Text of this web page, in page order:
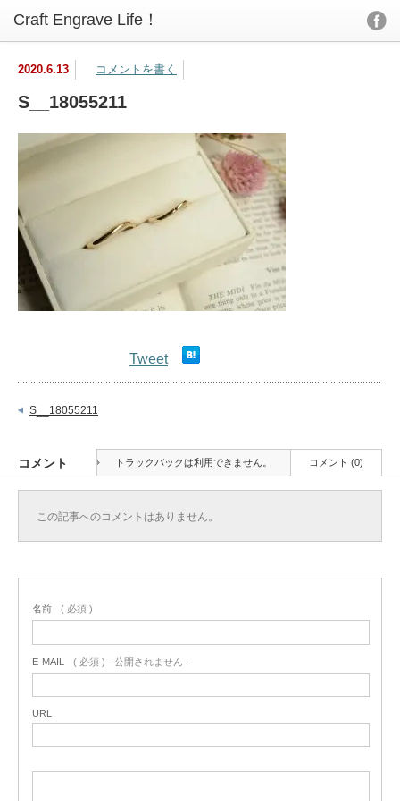
2020.6.13 コメントを書く
S__18055211
Tweet
S__18055211
コメント トラックバックは利用できません。 コメント (0)
この記事へのコメントはありません。
名前 ( 必須 )
E-MAIL ( 必須 ) - 公開されません -
URL